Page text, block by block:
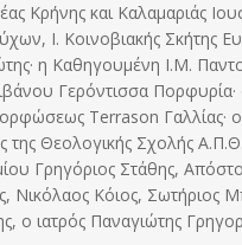
Κρήνης και Καλαμαριάς
Ι. Κοινοβιακής Σκήτης
η Καθηγουμένη Ι.Μ.
Γερόντισσα
Terrason Γαλλίας· ο
της Θεολογικής Σχολής
Γρηγόριος Στάθης,
Νικόλαος Κόιος, Σωτήριος
ο ιατρός Παναγιώτης